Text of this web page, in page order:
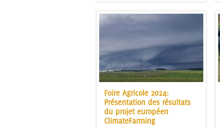
Foire Agricole 2024:
Présentation des résultats
du projet européen
ClimateFarming